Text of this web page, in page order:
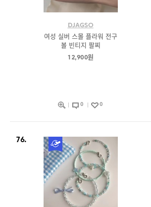
DJAGSO
여성 실버 스몰 플라워 전구
볼 빈티지 팔찌
12,900원
0 0
76.